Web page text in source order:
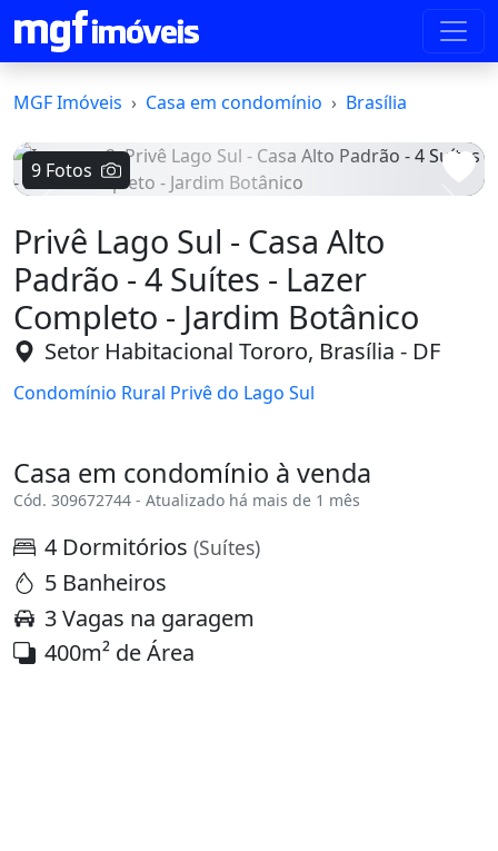
MGF Imóveis Casa em condomínio Brasília
9 Fotos
Privê Lago Sul - Casa Alto
Padrão - 4 Suítes - Lazer
Completo - Jardim Botânico
Setor Habitacional Tororo, Brasília - DF
Condomínio Rural Privê do Lago Sul
Casa em condomínio à venda
Cód. 309672744 - Atualizado há mais de 1 mês
4 Dormitórios (Suítes)
5 Banheiros
3 Vagas na garagem
400m² de Área